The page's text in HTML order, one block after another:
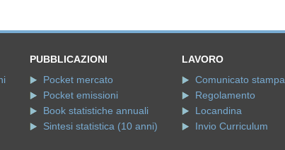
PUBBLICAZIONI
Pocket mercato
Pocket emissioni
Book statistiche annuali
Sintesi statistica (10 anni)
LAVORO
Comunicato stampa
Regolamento
Locandina
Invio Curriculum